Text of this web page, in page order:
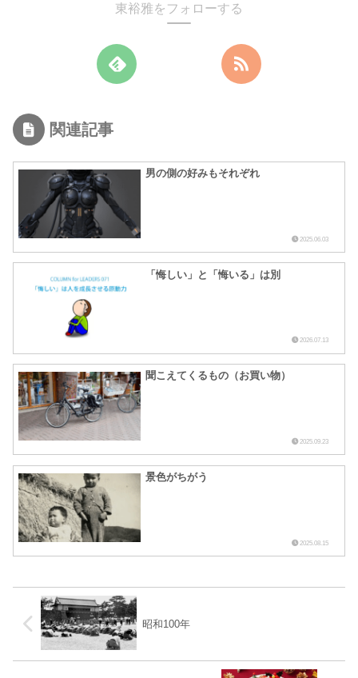
東裕雅をフォローする
関連記事
男の側の好みもそれぞれ
2025.06.03
「悔しい」と「悔いる」は別
2026.07.13
聞こえてくるもの（お買い物）
2025.09.23
景色がちがう
2025.08.15
昭和100年